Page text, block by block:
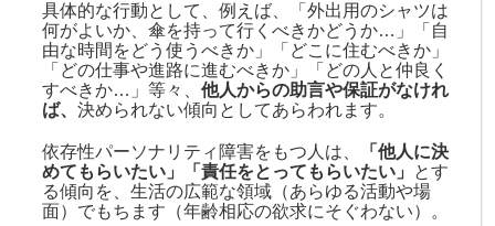
具体的な行動として、例えば、「外出用のシャツは
何がよいか、傘を持って行くべきかどうか…」「自
由な時間をどう使うべきか」「どこに住むべきか」
「どの仕事や進路に進むべきか」「どの人と仲良く
すべきか…」等々、他人からの助言や保証がなけれ
ば、決められない傾向としてあらわれます。
依存性パーソナリティ障害をもつ人は、
「他人に決
めてもらいたい」「責任をとってもらいたい」 とす
る傾向を、生活の広範な領域（あらゆる活動や場
面）でもちます（年齢相応の欲求にそぐわない）。